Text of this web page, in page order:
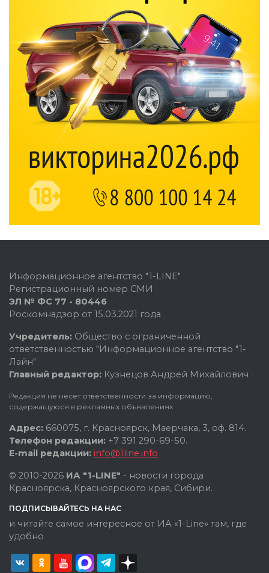
Информационное агентство "1-LINE"
Регистрационный номер СМИ
ЭЛ № ФС 77 - 80446
Роскомнадзор от 15.03.2021 года
Учредитель: Общество с ограниченной
ответственностью "Информационное агентство "1-
Лайн"
Главный редактор: Кузнецов Андрей Михайлович
Редакция не несет ответственности за информацию,
содержащуюся в рекламных объявлениях.
Адрес: 660075, г. Красноярск, Маерчака, 3, оф. 814.
Телефон редакции: +7 391 290-69-50.
E-mail редакции: info@1line.info
© 2010-2026 ИА "1-LINE" - новости города
Красноярска, Красноярского края, Сибири.
ПОДПИСЫВАЙТЕСЬ НА НАС
и читайте самое интересное от ИА «1-Line» там, где
удобно